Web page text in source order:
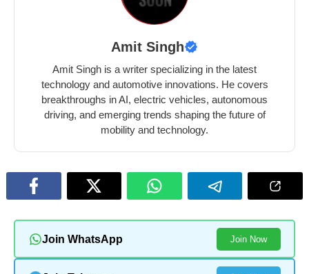
Amit Singh
Amit Singh is a writer specializing in the latest
technology and automotive innovations. He covers
breakthroughs in AI, electric vehicles, autonomous
driving, and emerging trends shaping the future of
mobility and technology.
Join WhatsApp Join Now